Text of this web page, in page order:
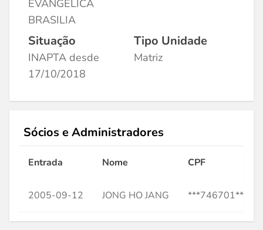
EVANGELICA
BRASILIA
Situação
INAPTA desde
17/10/2018
Tipo Unidade
Matriz
Sócios e Administradores
Entrada Nome CPF
2005-09-12 JONG HO JANG ***746701**